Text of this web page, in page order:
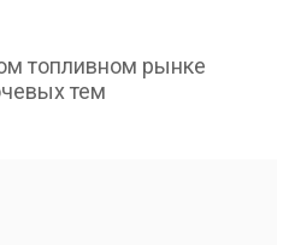
топливном рынке
тем